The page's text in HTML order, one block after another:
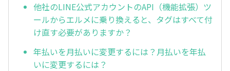
他社のLINE公式アカウントのAPI（機能拡張）ツ
ールからエルメに乗り換えると、タグはすべて付
け直す必要がありますか？
年払いを月払いに変更するには？月払いを年払
いに変更するには？